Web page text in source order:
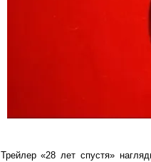
Трейлер «28 лет спустя»